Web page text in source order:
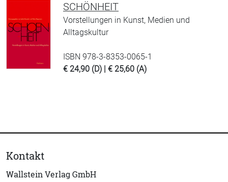
SCHÖNHEIT
Vorstellungen in Kunst, Medien und
Alltagskultur
ISBN 978-3-8353-0065-1
€ 24,90 (D) | € 25,60 (A)
Kontakt
Wallstein Verlag GmbH